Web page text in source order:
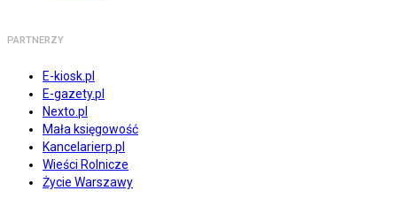
PARTNERZY
E-kiosk.pl
E-gazety.pl
Nexto.pl
Mała księgowość
Kancelarierp.pl
Wieści Rolnicze
Życie Warszawy